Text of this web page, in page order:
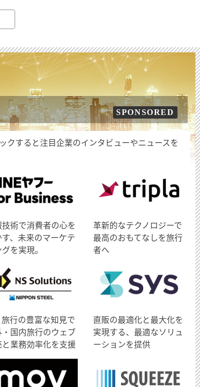
SPONSORED
クすると注目企業のインタビューやニュースを
術で消費者の心を
、未来のマーケテ
を実現。
革新的なテクノロジーで
最高のおもてなしを旅行
者へ
行の豊富な知見で
・国内旅行のウェブ
と業務効率化を支援
直販の最適化と最大化を
実現する、最適なソリュ
ーションを提供